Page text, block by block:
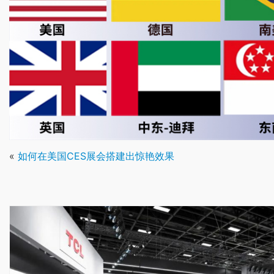
« 如何在美国CES展会搭建出惊艳效果